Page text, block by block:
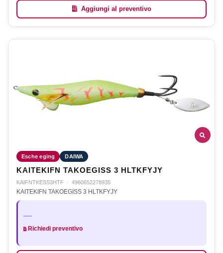
Aggiungi al preventivo
Esche eging DAIWA
KAITEKIFN TAKOEGISS 3 HLTKFYJY
KAIFNTKESS3HTF · 4960652278935
KAITEKIFN TAKOEGISS 3 HLTKFYJY
—
Richiedi preventivo